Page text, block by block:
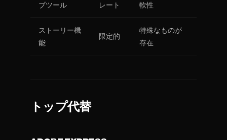
ブツール
レート
軟性
ストーリー機
能
限定的
特殊なものが
存在
トップ代替